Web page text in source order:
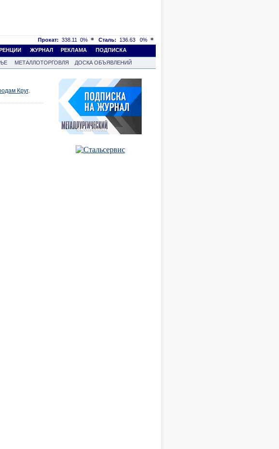
Прокат: 338.11 0% Сталь: 136.63
0%
ЖУРНАЛ РЕКЛАМА ПОДПИСКА
МЕТАЛЛОТОРГОВЛЯ
ДОСКА ОБЪЯВЛЕНИЙ
Круг.